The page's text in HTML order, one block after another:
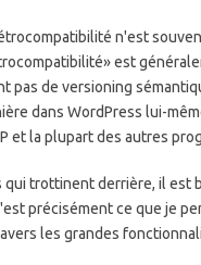
n'est
est
pas de versioning
dans WordPress lui-
et la plupart des autres
qui trottinent derrière, il est
précisément ce que je
les grandes